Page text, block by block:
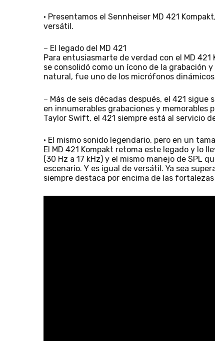
• Presentamos el Sennheiser MD 421
versátil.
– El legado del MD 421
Para entusiasmarte de verdad con el MD
se consolidó como un ícono de la grabación
natural, fue uno de los micrófonos
– Más de seis décadas después, el 421
en innumerables grabaciones y memorables
Taylor Swift, el 421 siempre está al servicio
• El mismo sonido legendario, pero en un
El MD 421 Kompakt retoma este legado y lo
(30 Hz a 17 kHz) y el mismo manejo de SPL
escenario. Y es igual de versátil. Ya sea
siempre destaca por encima de las fortalezas